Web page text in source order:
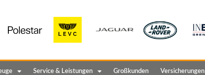
Service & Leistungen Großkunden Versicherungen